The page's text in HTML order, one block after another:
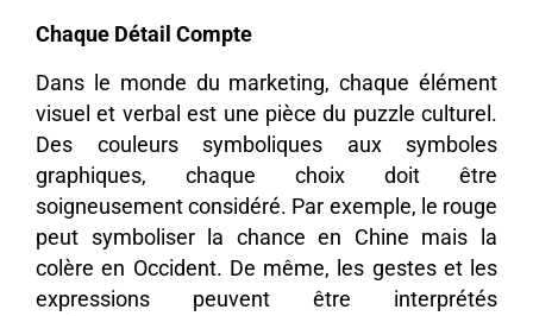
Chaque Détail Compte
Dans le monde du marketing, chaque élément
visuel et verbal est une pièce du puzzle culturel.
Des couleurs symboliques aux symboles
graphiques, chaque choix doit être
soigneusement considéré. Par exemple, le rouge
peut symboliser la chance en Chine mais la
colère en Occident. De même, les gestes et les
expressions peuvent être interprétés